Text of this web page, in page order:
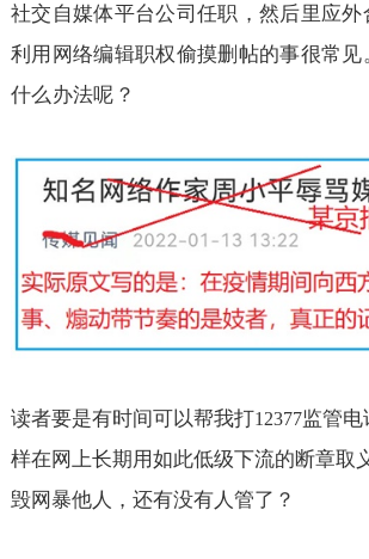
社交自媒体平台公司任职，然后里应外
利用网络编辑职权偷摸删帖的事很常
什么办法呢？
读者要是有时间可以帮我打12377监管电
样在网上长期用如此低级下流的断章取
毁网暴他人，还有没有人管了？